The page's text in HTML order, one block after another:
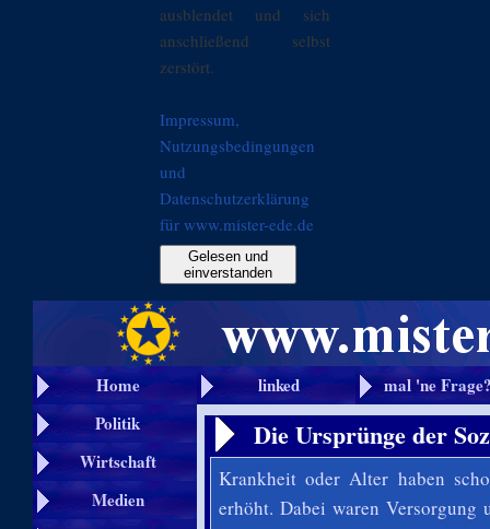
ausblendet und sich
anschließend selbst
zerstört.
Impressum,
Nutzungsbedingungen
und
Datenschutzerklärung
für www.mister-ede.de
Gelesen und
einverstanden
Home linked
mal 'ne
Politik
Wirtschaft
Medien
Die Ursprünge der
Krankheit oder Alter haben
erhöht. Dabei waren